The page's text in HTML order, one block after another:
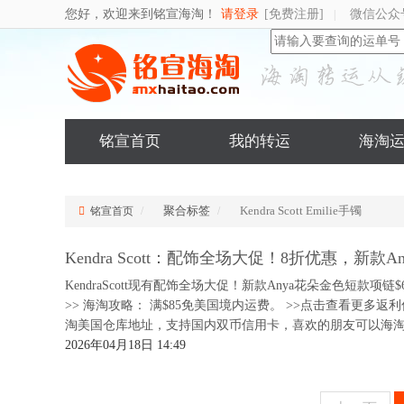
您好，欢迎来到铭宣海淘！ 请登录 [免费注册] 微信公
铭宣首页 我的转运 海淘
铭宣首页 聚合标签 Kendra Scott Emilie手镯
Kendra Scott：配饰全场大促！8折优惠，新款
KendraScott现有配饰全场大促！新款Anya花朵金色短款项
>> 海淘攻略： 满$85免美国境内运费。 >>点击查看更多返
淘美国仓库地址，支持国内双币信用卡，喜欢的朋友可以海
2026年04月18日 14:49